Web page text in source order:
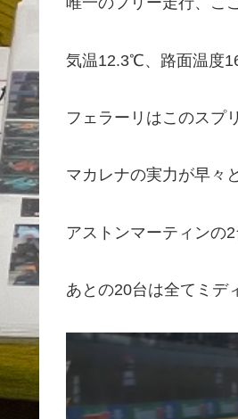
気温12.3℃、路面温度
フェラーリはこのスプ
マカレナの実力が早々
アストンマーティンの
あとの20台は全てミデ